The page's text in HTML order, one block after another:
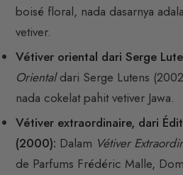
boisé floral, nada dasarnya
vetiver.
Vétiver oriental dari Serge
Orientaldari Serge Lutens
nada cokelat pahit vetiver Jawa.
Vétiver extraordinaire, dari
(2000): Dalam Vétiver
de Parfums Frédéric Malle,